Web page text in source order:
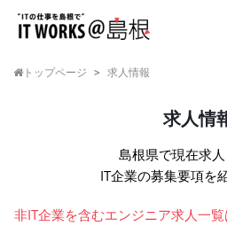
トップページ > 求人情報
求人情
島根県で現在求
IT企業の募集要項を
非IT企業を含むエンジニア求人一